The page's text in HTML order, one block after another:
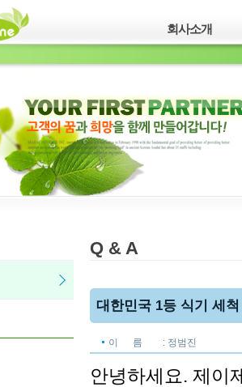
회사소개
Q & A
대한민국 1등 식기 세
이 름 : 정범진
안녕하세요. 제이